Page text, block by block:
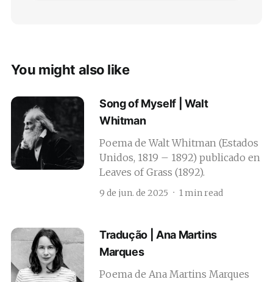
You might also like
Song of Myself | Walt
Whitman
Poema de Walt Whitman (Estados
Unidos, 1819 – 1892) publicado en
Leaves of Grass (1892).
9 de jun. de 2025 1 min read
Tradução | Ana Martins
Marques
Poema de Ana Martins Marques